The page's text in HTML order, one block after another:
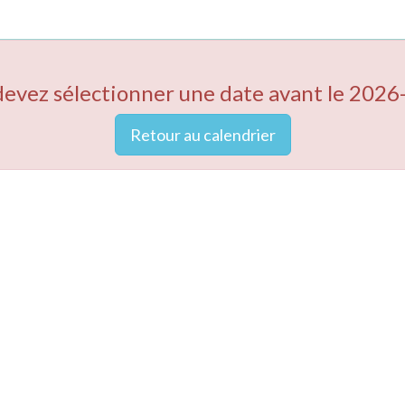
sélectionner une date avant le
Retour au calendrier